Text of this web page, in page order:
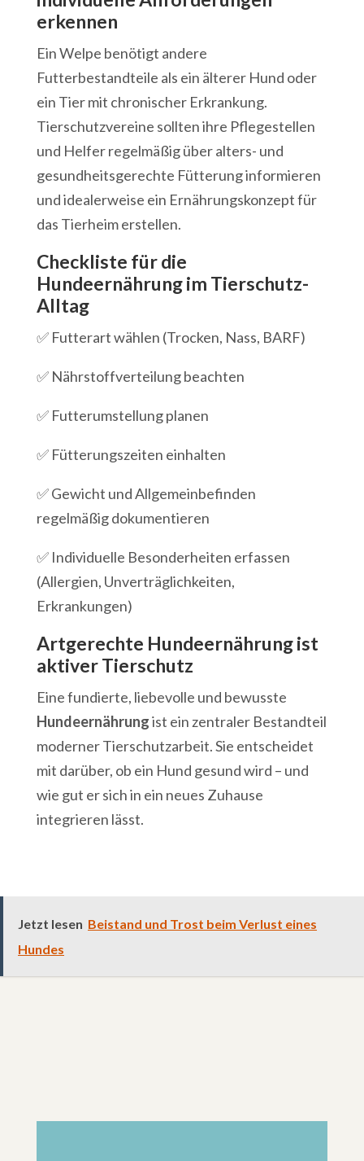
erkennen
Ein Welpe benötigt andere
Futterbestandteile als ein älterer Hund oder
ein Tier mit chronischer Erkrankung.
Tierschutzvereine sollten ihre Pflegestellen
und Helfer regelmäßig über alters- und
gesundheitsgerechte Fütterung informieren
und idealerweise ein Ernährungskonzept für
das Tierheim erstellen.
Checkliste für die
Hundeernährung im Tierschutz-
Alltag
✅ Futterart wählen (Trocken, Nass, BARF)
✅ Nährstoffverteilung beachten
✅ Futterumstellung planen
✅ Fütterungszeiten einhalten
✅ Gewicht und Allgemeinbefinden
regelmäßig dokumentieren
✅ Individuelle Besonderheiten erfassen
(Allergien, Unverträglichkeiten,
Erkrankungen)
Artgerechte Hundeernährung ist
aktiver Tierschutz
Eine fundierte, liebevolle und bewusste
Hundeernährungist ein zentraler Bestandteil
moderner Tierschutzarbeit. Sie entscheidet
mit darüber, ob ein Hund gesund wird – und
wie gut er sich in ein neues Zuhause
integrieren lässt.
Jetzt lesen Beistand und Trost beim Verlust eines
Hundes